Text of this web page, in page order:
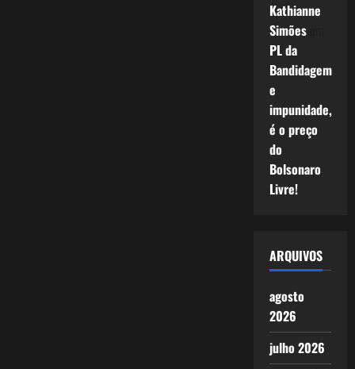
Kathianne
Simõesem
PL da
Bandidagem
e
impunidade,
é o preço
do
Bolsonaro
Livre!
ARQUIVOS
agosto
2026
julho 2026